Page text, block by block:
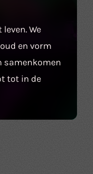
We
en vorm
samenkomen
tot in de